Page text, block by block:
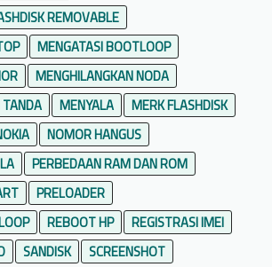
REMOVABLE
MENGATASI BOOTLOOP
MENGHILANGKAN NODA
MENYALA
MERK FLASHDISK
NOMOR HANGUS
PERBEDAAN RAM DAN ROM
PRELOADER
REBOOT HP
REGISTRASI IMEI
SANDISK
SCREENSHOT